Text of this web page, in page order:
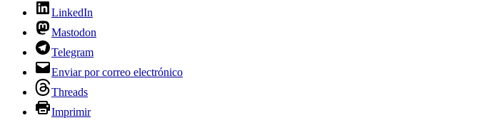
LinkedIn
Mastodon
Telegram
Enviar por correo electrónico
Threads
Imprimir